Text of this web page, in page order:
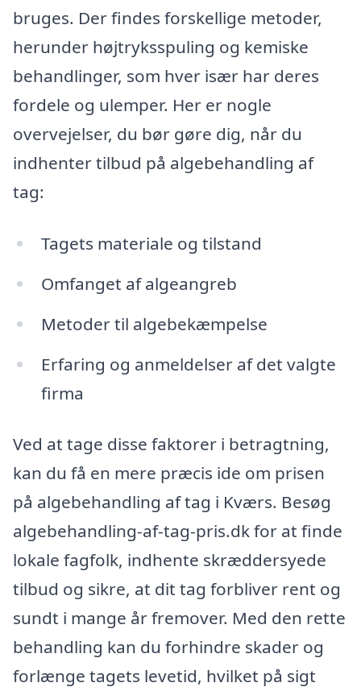
bruges. Der findes forskellige metoder,
herunder højtryksspuling og kemiske
behandlinger, som hver især har deres
fordele og ulemper. Her er nogle
overvejelser, du bør gøre dig, når du
indhenter tilbud på algebehandling af
tag:
Tagets materiale og tilstand
Omfanget af algeangreb
Metoder til algebekæmpelse
Erfaring og anmeldelser af det valgte
firma
Ved at tage disse faktorer i betragtning,
kan du få en mere præcis ide om prisen
på algebehandling af tag i Kværs. Besøg
algebehandling-af-tag-pris.dk for at finde
lokale fagfolk, indhente skræddersyede
tilbud og sikre, at dit tag forbliver rent og
sundt i mange år fremover. Med den rette
behandling kan du forhindre skader og
forlænge tagets levetid, hvilket på sigt